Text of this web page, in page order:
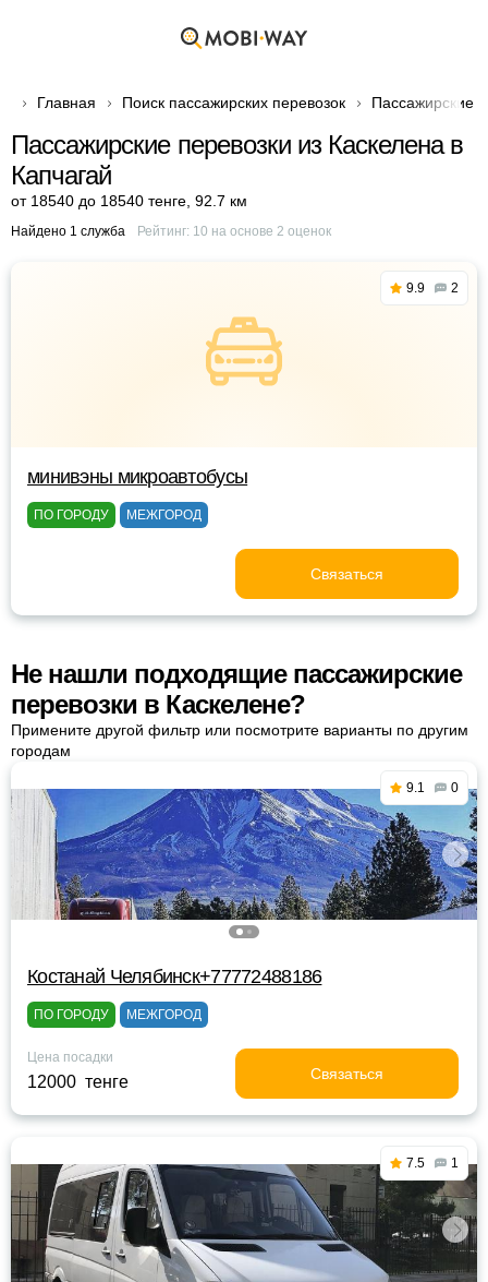
Главная Поиск пассажирских перевозок Пассажирские
Пассажирские перевозки из Каскелена в
Капчагай
от 18540 до 18540 тенге 92.7 км
Найдено 1 служба Рейтинг: 10 на основе 2 оценок
9.9 2
минивэны микроавтобусы
ПО ГОРОДУ МЕЖГОРОД
Связаться
Не нашли подходящие пассажирские
перевозки в Каскелене?
Примените другой фильтр или посмотрите варианты по другим
городам
9.1 0
Костанай Челябинск+77772488186
ПО ГОРОДУ МЕЖГОРОД
Цена посадки
12000 тенге Связаться
7.5 1